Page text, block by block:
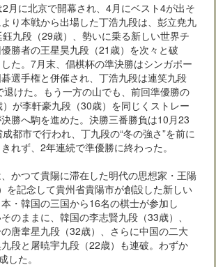
月に北京で開幕され、4月にベスト4が出そ
り本戦から出場した丁浩九段は、彭立尭九
九段（29歳）、勢いに乗る新しい世界チ
勝者の王星昊九段（21歳）を次々と破
た。7月末、倡棋杯の準決勝はシンガポー
選手権と併催され、丁浩九段は連笑九段
退けた。もう一方の山でも、前回準優勝の
が李軒豪九段（30歳）を同じくストレー
勝へ駒を進めた。決勝三番勝負は10月23
都市で行われ、丁九段の“冬の強さ”を前に
れず、2年連続で準優勝に終わった。
かつて貴陽に滞在した明代の思想家・王陽
記念して貴州省貴陽市が創設した新しい
・韓国の三国から16名の棋士が参加し
のままに、韓国の李志賢九段（33歳）、
唐韋星九段（32歳）、さらに中国の二大
段と屠暁宇九段（22歳）も連破。わずか
した。